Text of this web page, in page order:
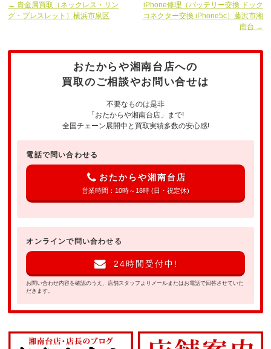
← 貴金属買取（ネックレス・リン
グ・ブレスレット）横浜市泉区
iPhone修理（バッテリー交換 ドック
コネクター交換 iPhone5c）藤沢市湘
南台 →
おたからや湘南台店への
買取のご相談やお問い合せは
不要なものは是非
「おたからや湘南台店」まで!
全国チェーン展開中と買取実績多数の安心感!
電話で問い合わせる
おたからや湘南台店
営業時間：10時～18時 (日・祝定休)
オンラインで問い合わせる
24時間受付中!
お問い合わせ内容を確認のうえ、店舗スタッフよりメールまたはお電話で回答させていた
だきます。